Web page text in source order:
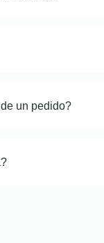
un pedido?